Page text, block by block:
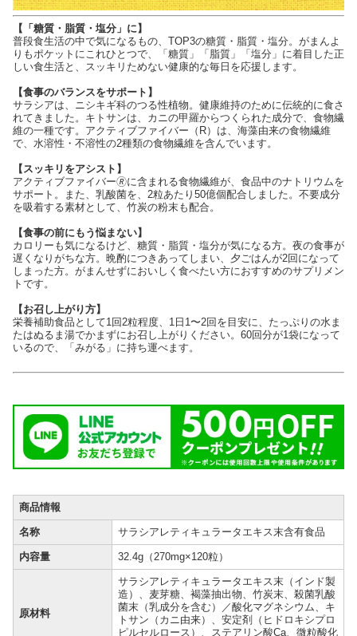
【「糖質・脂質・塩分」に】
普段食生活の中で気になるもの、TOP3の糖質・脂質・塩分。がまんよ
りもポケットにこれひとつで、「糖質」「脂質」「塩分」に着目した正
しい食生活と、スッキリためない健康的な毎日を応援します。
【食事のバランスをサポート】
サラシアは、ニシキギ科のつる性植物。健康維持のために伝統的に食さ
れてきました。キトサンは、カニの甲羅からつくられた成分で、食物繊
維の一種です。アクティブファイバー（R）は、海藻由来の食物繊維
で、水溶性・不溶性の2種類の食物繊維を含んでいます。
【スッキリをアシスト】
アクティブファイバー🄬に含まれる食物繊維が、食品中のナトリウムを
サポート。また、乳酸菌を、2粒あたり50億個配合しました。不要成分
を吸着する素材として、竹炭の粉末も配合。
【食事の前にもう悩まない】
カロリーも気になるけど、糖質・脂質・塩分が気になる方。夜の食事が
遅くなりがちな方。晩酌につきあってしまい、夕ごはんが2回になって
しまった方。がまんせずにおいしく食べたい方におすすめのサプリメン
トです。
【お召し上がり方】
栄養補助食品として1回2粒程度、1日1〜2回を目安に、たっぷりの水ま
たはぬるま湯でかまずにお召し上がりください。60回分が1袋になって
いるので、「みがる」に持ち運べます。
商品情報
名称 サラシアレティキュラータエキス末含有食品
内容量 32.4g（270mg×120粒）
原材料
サラシアレティキュラータエキス末（インド製
造）、麦芽糖、褐藻抽出物、竹炭末、殺菌乳酸
菌末（乳成分を含む）／酸化マグネシウム、キ
トサン（カニ由来）、安定剤（ヒドロキシプロ
ピルセルロース）、ステアリン酸Ca、微粒酸化